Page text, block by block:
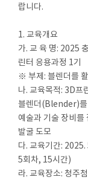
랍니다.
1. 교육개요
가. 교 육 명: 2025
린터 응용과정 1기
※ 부제: 블렌더를
나. 교육목적: 3D프
블렌더(Blender)를
예술과 기술 장비를
발굴 도모
다. 교육기간:
5회차, 15시간)
라. 교육장소: 청주